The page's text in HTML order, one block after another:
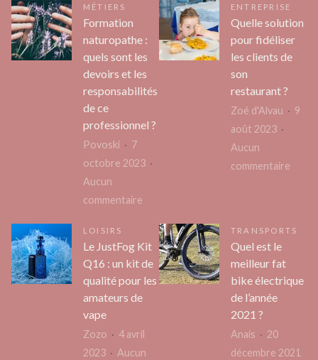
possible
en
dans
logement
pour
MÉTIERS
Formation
naturopathe :
quels sont les
devoirs et les
responsabilités
de ce
professionnel ?
Povoski
7
octobre 2023
Aucun
commentaire
naturopathe
:
quels
devoirs
ENTREPRISE
Quelle solution
pour fidéliser
les clients de
son
restaurant ?
Zoé d'Alvau
9
août 2023
Aucun
commentaire
LOISIRS
Le JustFog Kit
Q16 : un kit de
qualité pour les
amateurs de
vape
Zozo
4 avril
2023
Aucun
TRANSPORTS
Quel est le
meilleur fat
bike électrique
de l’année
2021 ?
Anais
20
décembre 2021